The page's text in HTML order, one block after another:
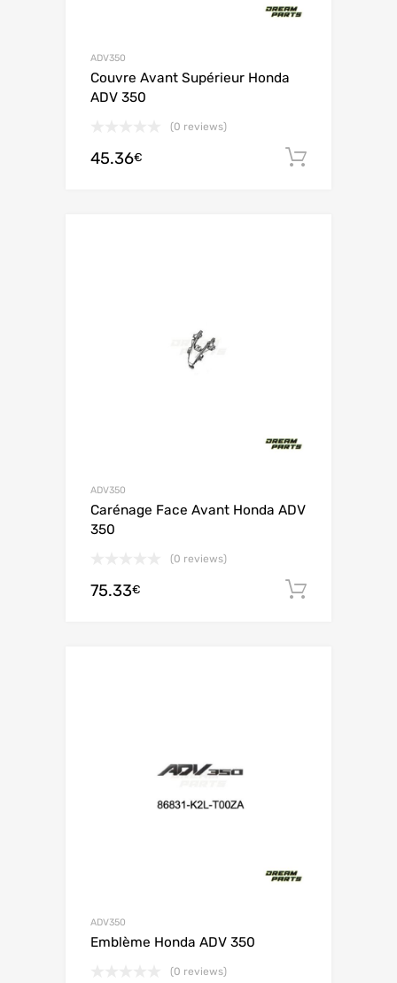
ADV350
Couvre Avant Supérieur Honda
ADV 350
(0 reviews)
45.36€
ADV350
Carénage Face Avant Honda ADV
350
(0 reviews)
75.33€
ADV350
Emblème Honda ADV 350
(0 reviews)